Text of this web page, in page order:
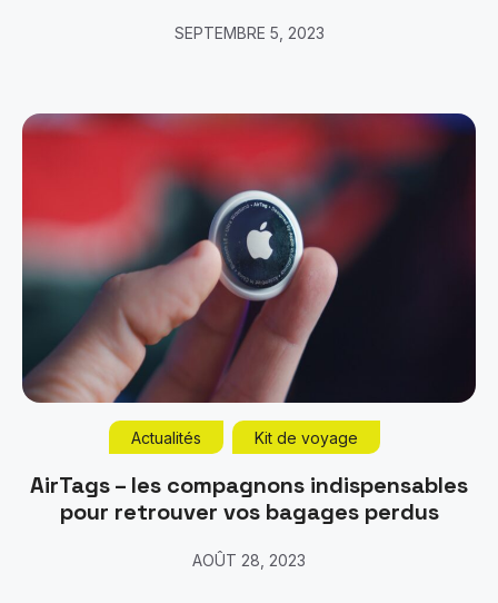
SEPTEMBRE 5, 2023
Actualités Kit de voyage
AirTags – les compagnons indispensables
pour retrouver vos bagages perdus
AOÛT 28, 2023